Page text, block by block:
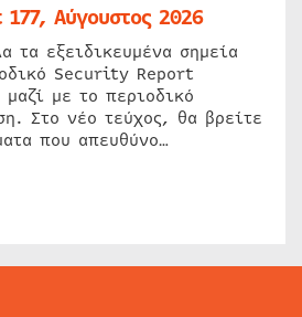
Αύγουστος 2026
τα εξειδικευμένα σημεία
Security Report
με το περιοδικό
Στο νέο τεύχος, θα βρείτε
που απευθύνο…